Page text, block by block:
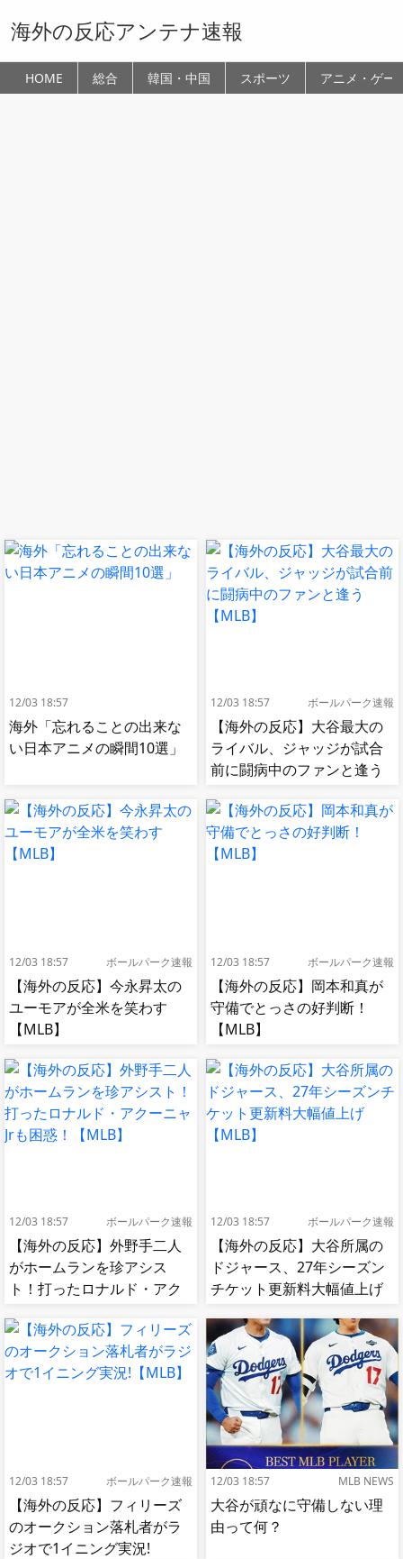
海外の反応アンテナ速報
HOME 総合 韓国・中国 スポーツ アニメ・ゲー
12/03 18:57
海外「忘れることの出来な
い日本アニメの瞬間10選」
12/03 18:57 ボールパーク速報
【海外の反応】大谷最大の
ライバル、ジャッジが試合
前に闘病中のファンと逢う
12/03 18:57 ボールパーク速報
【海外の反応】今永昇太の
ユーモアが全米を笑わす
【MLB】
12/03 18:57 ボールパーク速報
【海外の反応】岡本和真が
守備でとっさの好判断！
【MLB】
12/03 18:57 ボールパーク速報
【海外の反応】外野手二人
がホームランを珍アシス
ト！打ったロナルド・アク
12/03 18:57 ボールパーク速報
【海外の反応】大谷所属の
ドジャース、27年シーズン
チケット更新料大幅値上げ
12/03 18:57 ボールパーク速報
【海外の反応】フィリーズ
のオークション落札者がラ
ジオで1イニング実況!
12/03 18:57 MLB NEWS
大谷が頑なに守備しない理
由って何？